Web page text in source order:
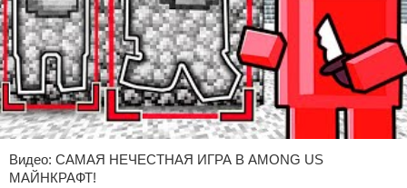
Видео: САМАЯ НЕЧЕСТНАЯ ИГРА В AMONG US
МАЙНКРАФТ!